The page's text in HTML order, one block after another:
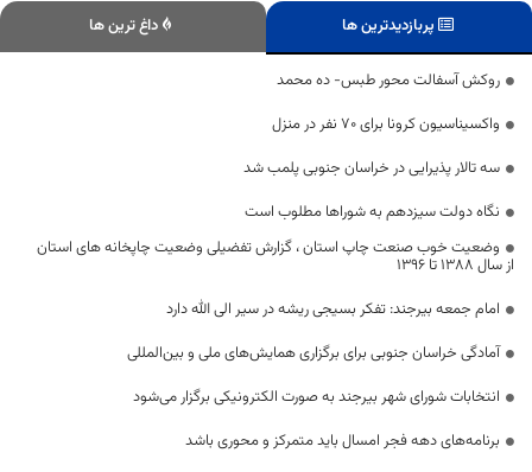
پربازدیدترین ها داغ ترین ها
روکش آسفالت محور طبس- ده محمد
واکسیناسیون کرونا برای ۷۰ نفر در منزل
سه تالار پذیرایی در خراسان جنوبی پلمب شد
نگاه دولت سیزدهم به شوراها مطلوب است
وضعیت خوب صنعت چاپ استان ، گزارش تفضیلی وضعیت چاپخانه های استان
از سال 1388 تا 1396
امام جمعه بیرجند: تفکر بسیجی ریشه در سیر الی الله دارد
آمادگی خراسان جنوبی برای برگزاری همایش‌های ملی و بین‌المللی
انتخابات شورای شهر بیرجند به صورت الکترونیکی برگزار می‌شود
برنامه‌های دهه فجر امسال باید متمرکز و محوری باشد